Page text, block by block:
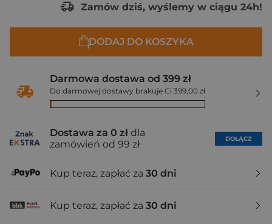
Zamów dziś, wyślemy w ciągu 24h!
DODAJ DO KOSZYKA
Darmowa dostawa od 399 zł
Do darmowej dostawy brakuje Ci 399,00 zł
Dostawa za 0 zł dla
zamówień od 99 zł
DOŁĄCZ
Kup teraz, zapłać za 30 dni
Kup teraz, zapłać za 30 dni